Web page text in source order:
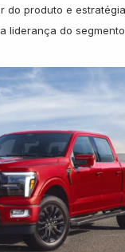
do produto e
liderança do